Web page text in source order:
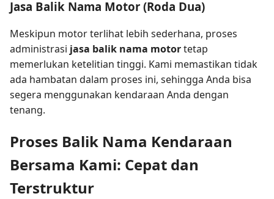
Jasa Balik Nama Motor (Roda Dua)
Meskipun motor terlihat lebih sederhana, proses
administrasi jasa balik nama motortetap
memerlukan ketelitian tinggi. Kami memastikan tidak
ada hambatan dalam proses ini, sehingga Anda bisa
segera menggunakan kendaraan Anda dengan
tenang.
Proses Balik Nama Kendaraan
Bersama Kami: Cepat dan
Terstruktur